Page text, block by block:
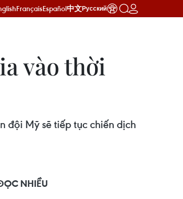
FrançaisEspañol中文Русский
vào thời
đội Mỹ sẽ tiếp tục chiến dịch
NHIỀU